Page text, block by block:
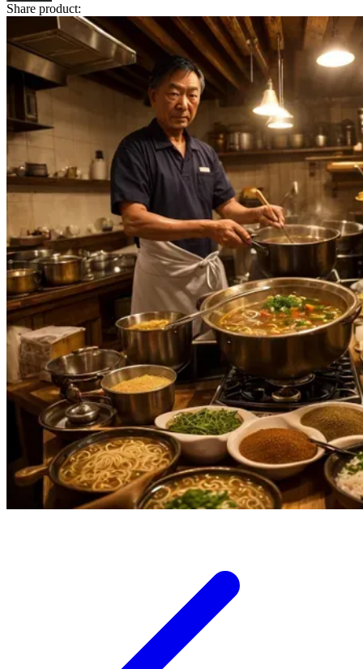
Stick-O
Stokke
Sudocrem
Sumimo
Sun-Staches
Swimava
Tommee Tippee
Trunki
Tutti Bambini
Twistshake
TY Toys
V
Veja
Vitaflow
Share product: